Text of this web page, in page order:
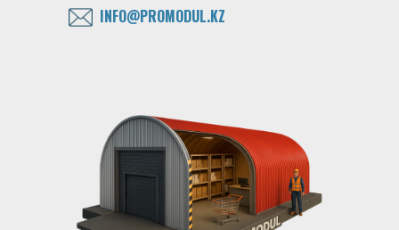
INFO@PROMODUL.KZ